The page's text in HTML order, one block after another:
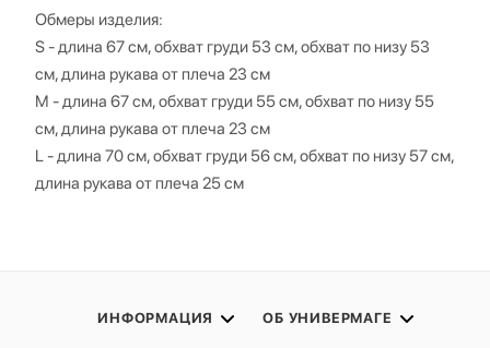
Обмеры изделия:
S - длина 67 см, обхват груди 53 см, обхват по низу 53
см, длина рукава от плеча 23 см
М - длина 67 см, обхват груди 55 см, обхват по низу 55
см, длина рукава от плеча 23 см
L - длина 70 см, обхват груди 56 см, обхват по низу 57 см,
длина рукава от плеча 25 см
ИНФОРМАЦИЯ ОБ УНИВЕРМАГЕ